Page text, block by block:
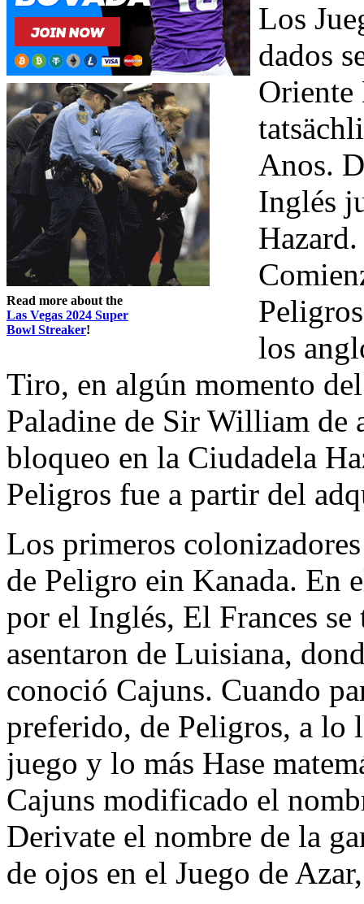
Read more about the
Las Vegas 2024 Super
Bowl Streaker!
Los
dados
Oriente
Anos.
Inglés
los
Tiro, en algún momento
Paladine de Sir William de
bloqueo en la Ciudadela
Peligros fue a partir del
Los primeros
de Peligro ein Kanada. En
por el Inglés, El Frances
asentaron de Luisiana,
conoció Cajuns. Cuando
preferido, de Peligros, a lo
juego y lo más Hase
Cajuns modificado el
Derivate el nombre de la
de ojos en el Juego de